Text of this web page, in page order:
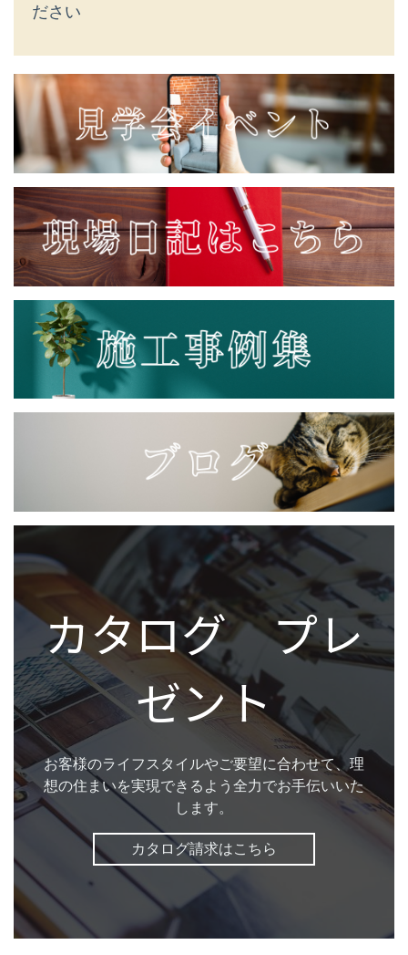
ださい
カタログ プレ
ゼント
お客様のライフスタイルやご要望に合わせて、理
想の住まいを実現できるよう全力でお手伝いいた
します。
カタログ請求はこちら